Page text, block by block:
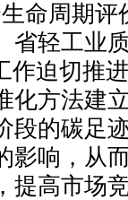
命周期评
省轻工业
作迫切推
化方法建
段的碳足
影响，从
提高市场